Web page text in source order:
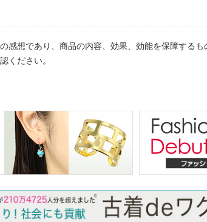
感想であり、商品の内容、効果、効能を保障するも
ください。